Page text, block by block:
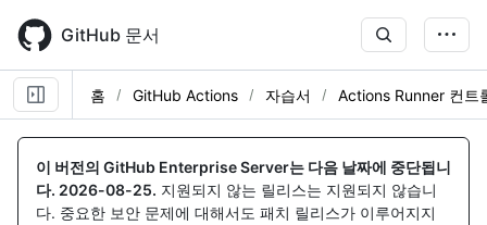
main
content
GitHub 문서
홈 GitHub Actions 자습서 Actions Runner 컨트
이 버전의 GitHub Enterprise Server는 다음 날짜에 중단됩니
다. 2026-08-25. 지원되지 않는 릴리스는 지원되지 않습니
다. 중요한 보안 문제에 대해서도 패치 릴리스가 이루어지지